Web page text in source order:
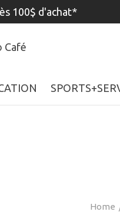
100$ d'achat*
Home